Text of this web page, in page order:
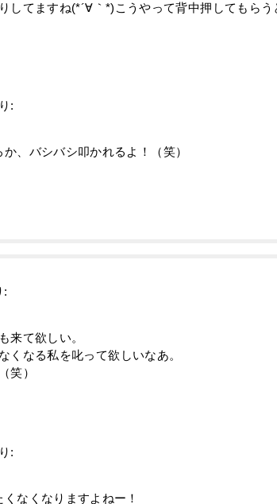
してますね(*´∀｀*)こうやって背中押してもら
:
、バシバシ叩かれるよ！（笑）
:
来て欲しい。
くなる私を叱って欲しいなあ。
笑）
:
なくなりますよねー！